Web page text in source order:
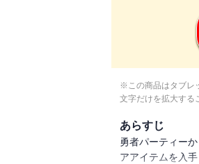
※この商品はタブレ
文字だけを拡大する
あらすじ
勇者パーティー
アアイテムを入